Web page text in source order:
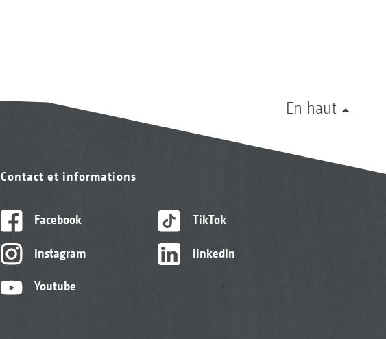
En haut
Contact et informations
Facebook
Instagram
Youtube
TikTok
linkedIn